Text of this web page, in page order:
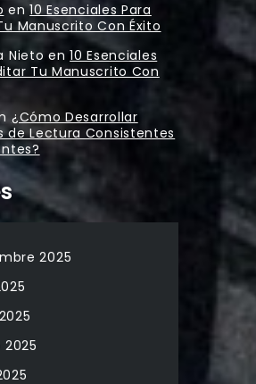
en10 Esenciales Para
Manuscrito Con Éxito
Nieto en10 Esenciales
Tu Manuscrito Con
¿Cómo Desarrollar
de Lectura Consistentes
2025